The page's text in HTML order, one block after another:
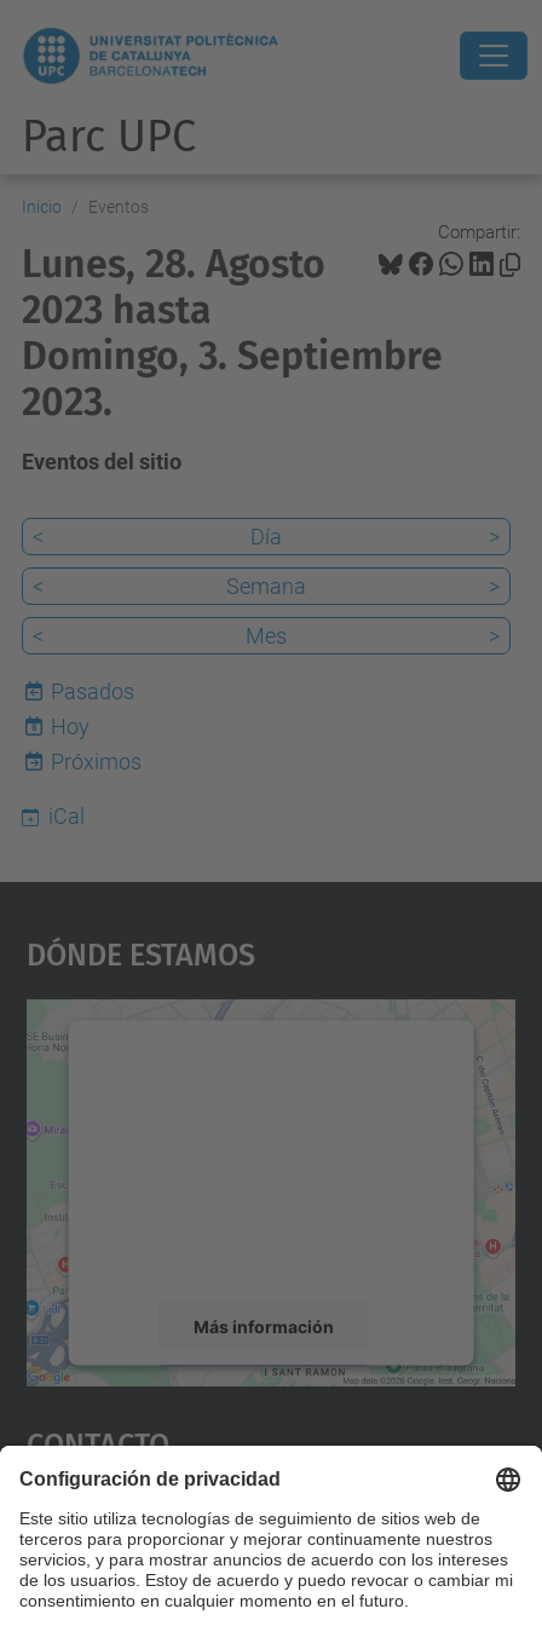
Parc UPC
Inicio Eventos
Compartir:
Lunes, 28. Agosto
2023 hasta
Domingo, 3. Septiembre
2023.
Eventos del sitio
< Día
>
<
Semana
>
<
Mes >
Pasados
8
Hoy
Próximos
iCal
Dónde Estamos
Más información
Aceptar
powered by
Contacto
Editad en la página "Contacto personalizado", que
encontraréis en la raíz de español, vuestros datos
personalizados de contacto.
Formulario de contacto